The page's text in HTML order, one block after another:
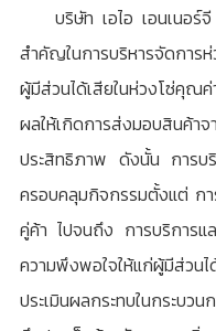
บริษัท เอไอ เอนเนอ
สำคัญในการบริหารจัดการ
ผู้มีส่วนได้เสียในห่วงโซ่คุ
ผลให้เกิดการส่งมอบสินค้า
ประสิทธิภาพ ดังนั้น การบริ
ครอบคลุมกิจกรรมตั้งแต่ ก
คู่ค้า ไปจนถึง การบริการแ
ความพึงพอใจให้แก่ผู้มีส่วนไ
ประเมินผลกระทบในกระบว